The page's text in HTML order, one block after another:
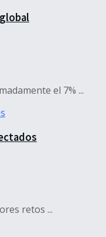
el 7% ...
retos ...